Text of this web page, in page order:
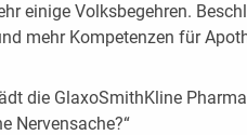
einige Volksbegehren.
mehr Kompetenzen für
die GlaxoSmithKline
Nervensache?“